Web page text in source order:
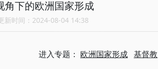
角下的欧洲国家形成
新时间：2024-08-04 14:38
进入专题： 欧洲国家形成 基督教